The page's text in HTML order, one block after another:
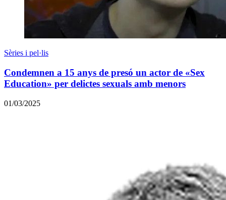
Sèries i pel·lis
Condemnen a 15 anys de presó un actor de «Sex
Education» per delictes sexuals amb menors
01/03/2025